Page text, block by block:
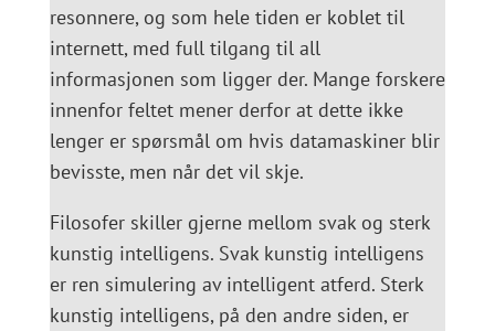
resonnere, og som hele tiden er koblet til
internett, med full tilgang til all
informasjonen som ligger der. Mange forskere
innenfor feltet mener derfor at dette ikke
lenger er spørsmål om hvis datamaskiner blir
bevisste, men når det vil skje.
Filosofer skiller gjerne mellom svak og sterk
kunstig intelligens. Svak kunstig intelligens
er ren simulering av intelligent atferd. Sterk
kunstig intelligens, på den andre siden, er